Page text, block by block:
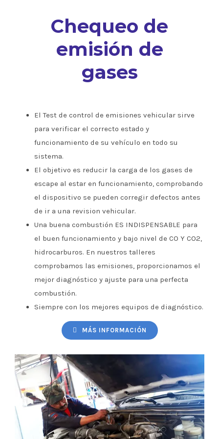
Chequeo de
emisión de
gases
El Test de control de emisiones vehicular sirve
para verificar el correcto estado y
funcionamiento de su vehículo en todo su
sistema.
El objetivo es reducir la carga de los gases de
escape al estar en funcionamiento, comprobando
el dispositivo se pueden corregir defectos antes
de ir a una revision vehicular.
Una buena combustión ES INDISPENSABLE para
el buen funcionamiento y bajo nivel de CO Y CO2,
hidrocarburos. En nuestros talleres
comprobamos las emisiones, proporcionamos el
mejor diagnóstico y ajuste para una perfecta
combustión.
Siempre con los mejores equipos de diagnóstico.
MÁS INFORMACIÓN